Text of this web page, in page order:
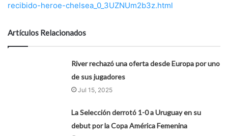
recibido-heroe-chelsea_0_3UZNUm2b3z.html
Artículos Relacionados
River rechazó una oferta desde Europa por uno
de sus jugadores
Jul 15, 2025
La Selección derrotó 1-0 a Uruguay en su
debut por la Copa América Femenina